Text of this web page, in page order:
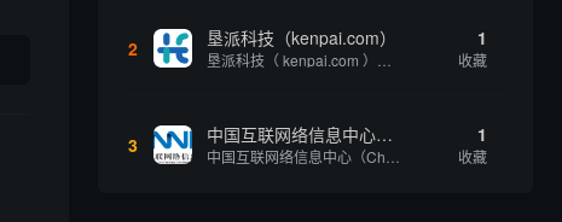
2 垦派科技（kenpai.com） 1
收藏
3 中国互联网络信息中心（CNNIC） 1
收藏